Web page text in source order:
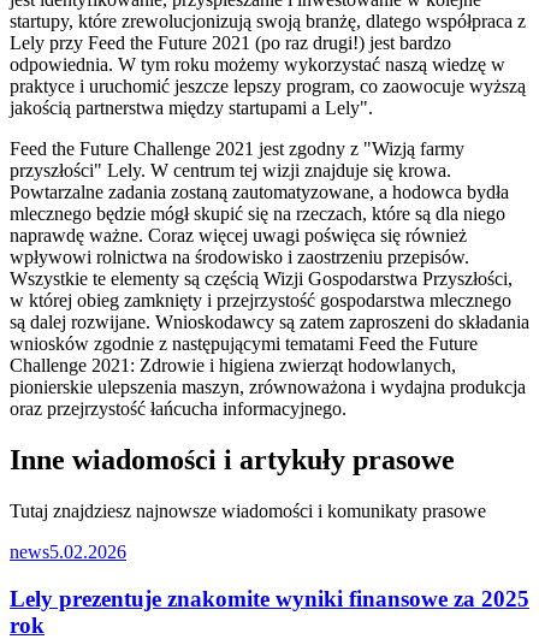
startupy, które zrewolucjonizują swoją branżę, dlatego współpraca z
Lely przy Feed the Future 2021 (po raz drugi!) jest bardzo
odpowiednia. W tym roku możemy wykorzystać naszą wiedzę w
praktyce i uruchomić jeszcze lepszy program, co zaowocuje wyższą
jakością partnerstwa między startupami a Lely".
Feed the Future Challenge 2021 jest zgodny z "Wizją farmy
przyszłości" Lely. W centrum tej wizji znajduje się krowa.
Powtarzalne zadania zostaną zautomatyzowane, a hodowca bydła
mlecznego będzie mógł skupić się na rzeczach, które są dla niego
naprawdę ważne. Coraz więcej uwagi poświęca się również
wpływowi rolnictwa na środowisko i zaostrzeniu przepisów.
Wszystkie te elementy są częścią Wizji Gospodarstwa Przyszłości,
w której obieg zamknięty i przejrzystość gospodarstwa mlecznego
są dalej rozwijane. Wnioskodawcy są zatem zaproszeni do składania
wniosków zgodnie z następującymi tematami Feed the Future
Challenge 2021: Zdrowie i higiena zwierząt hodowlanych,
pionierskie ulepszenia maszyn, zrównoważona i wydajna produkcja
oraz przejrzystość łańcucha informacyjnego.
Inne wiadomości i artykuły prasowe
Tutaj znajdziesz najnowsze wiadomości i komunikaty prasowe
news5.02.2026
Lely prezentuje znakomite wyniki finansowe za 2025
rok